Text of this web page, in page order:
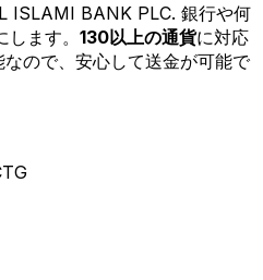
ISLAMI BANK PLC. 銀行や何
ます。 130以上の通貨に対応
ので、安心して送金が可能で